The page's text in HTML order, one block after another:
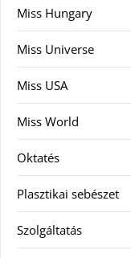
Miss Hungary
Miss Universe
Miss USA
Miss World
Oktatés
Plasztikai sebészet
Szolgáltatás